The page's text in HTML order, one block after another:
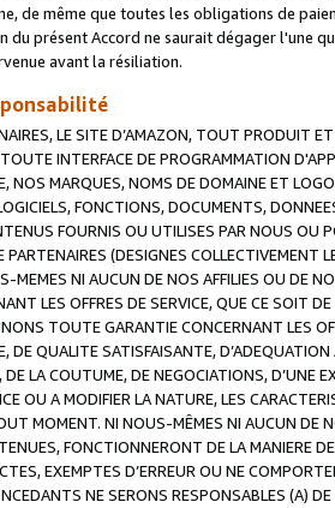
de même que toutes les obligations de
du présent Accord ne saurait dégager l'une
avant la résiliation.
LE SITE D’AMAZON, TOUT PRODUIT
INTERFACE DE PROGRAMMATION
NOS MARQUES, NOMS DE DOMAINE ET
FONCTIONS, DOCUMENTS,
FOURNIS OU UTILISES PAR NOUS OU
PARTENAIRES (DESIGNES COLLECTIVEMENT
MEMES NI AUCUN DE NOS AFFILIES OU DE
LES OFFRES DE SERVICE, QUE CE SOIT
TOUTE GARANTIE CONCERNANT LES
DE QUALITE SATISFAISANTE,
DE LA COUTUME, DE NEGOCIATIONS, D’UNE
OU A MODIFIER LA NATURE, LES
MOMENT. NI NOUS-MÊMES NI AUCUN DE
FONCTIONNERONT DE LA MANIERE
EXEMPTES D’ERREUR OU NE
NE SERONS RESPONSABLES (A)